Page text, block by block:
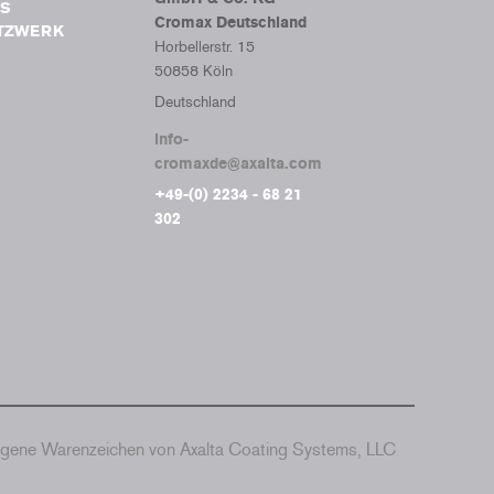
Cromax Deutschland
Horbellerstr. 15
50858 Köln
Deutschland
info-
cromaxde@axalta.com
+49-(0) 2234 - 68 21
302
Warenzeichen von Axalta Coating Systems, LLC